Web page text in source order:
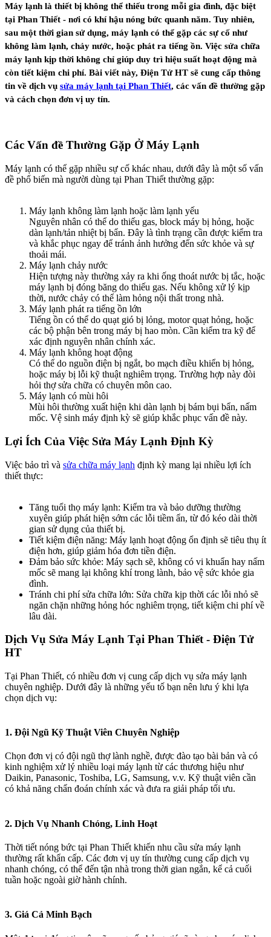
Máy lạnh là thiết bị không thể thiếu trong mỗi gia đình, đặc biệt
tại Phan Thiết - nơi có khí hậu nóng bức quanh năm. Tuy nhiên,
sau một thời gian sử dụng, máy lạnh có thể gặp các sự cố như
không làm lạnh, chảy nước, hoặc phát ra tiếng ồn. Việc sửa chữa
máy lạnh kịp thời không chỉ giúp duy trì hiệu suất hoạt động mà
còn tiết kiệm chi phí. Bài viết này, Điện Tử HT sẽ cung cấp thông
tin về dịch vụ sửa máy lạnh tại Phan Thiết, các vấn đề thường gặp
và cách chọn đơn vị uy tín.
Các Vấn đề Thường Gặp Ở Máy Lạnh​
Máy lạnh có thể gặp nhiều sự cố khác nhau, dưới đây là một số vấn
đề phổ biến mà người dùng tại Phan Thiết thường gặp:
Máy lạnh không làm lạnh hoặc làm lạnh yếu
Nguyên nhân có thể do thiếu gas, block máy bị hỏng, hoặc
dàn lạnh/tản nhiệt bị bẩn. Đây là tình trạng cần được kiểm tra
và khắc phục ngay để tránh ảnh hưởng đến sức khỏe và sự
thoải mái.
Máy lạnh chảy nước
Hiện tượng này thường xảy ra khi ống thoát nước bị tắc, hoặc
máy lạnh bị đóng băng do thiếu gas. Nếu không xử lý kịp
thời, nước chảy có thể làm hỏng nội thất trong nhà.
Máy lạnh phát ra tiếng ồn lớn
Tiếng ồn có thể do quạt gió bị lỏng, motor quạt hỏng, hoặc
các bộ phận bên trong máy bị hao mòn. Cần kiểm tra kỹ để
xác định nguyên nhân chính xác.
Máy lạnh không hoạt động
Có thể do nguồn điện bị ngắt, bo mạch điều khiển bị hỏng,
hoặc máy bị lỗi kỹ thuật nghiêm trọng. Trường hợp này đòi
hỏi thợ sửa chữa có chuyên môn cao.
Máy lạnh có mùi hôi
Mùi hôi thường xuất hiện khi dàn lạnh bị bám bụi bẩn, nấm
mốc. Vệ sinh máy định kỳ sẽ giúp khắc phục vấn đề này.
Lợi Ích Của Việc Sửa Máy Lạnh Định Kỳ​
Việc bảo trì và sửa chữa máy lạnh định kỳ mang lại nhiều lợi ích
thiết thực:
Tăng tuổi thọ máy lạnh: Kiểm tra và bảo dưỡng thường
xuyên giúp phát hiện sớm các lỗi tiềm ẩn, từ đó kéo dài thời
gian sử dụng của thiết bị.
Tiết kiệm điện năng: Máy lạnh hoạt động ổn định sẽ tiêu thụ ít
điện hơn, giúp giảm hóa đơn tiền điện.
Đảm bảo sức khỏe: Máy sạch sẽ, không có vi khuẩn hay nấm
mốc sẽ mang lại không khí trong lành, bảo vệ sức khỏe gia
đình.
Tránh chi phí sửa chữa lớn: Sửa chữa kịp thời các lỗi nhỏ sẽ
ngăn chặn những hỏng hóc nghiêm trọng, tiết kiệm chi phí về
lâu dài.
Dịch Vụ Sửa Máy Lạnh Tại Phan Thiết - Điện Tử
HT​
Tại Phan Thiết, có nhiều đơn vị cung cấp dịch vụ sửa máy lạnh
chuyên nghiệp. Dưới đây là những yếu tố bạn nên lưu ý khi lựa
chọn dịch vụ:
1. Đội Ngũ Kỹ Thuật Viên Chuyên Nghiệp​
Chọn đơn vị có đội ngũ thợ lành nghề, được đào tạo bài bản và có
kinh nghiệm xử lý nhiều loại máy lạnh từ các thương hiệu như
Daikin, Panasonic, Toshiba, LG, Samsung, v.v. Kỹ thuật viên cần
có khả năng chẩn đoán chính xác và đưa ra giải pháp tối ưu.
2. Dịch Vụ Nhanh Chóng, Linh Hoạt​
Thời tiết nóng bức tại Phan Thiết khiến nhu cầu sửa máy lạnh
thường rất khẩn cấp. Các đơn vị uy tín thường cung cấp dịch vụ
nhanh chóng, có thể đến tận nhà trong thời gian ngắn, kể cả cuối
tuần hoặc ngoài giờ hành chính.
3. Giá Cả Minh Bạch​